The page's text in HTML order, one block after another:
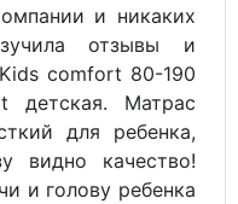
и никаких
отзывы и
comfort 80-190
детская. Матрас
для ребенка,
видно качество!
и голову ребенка